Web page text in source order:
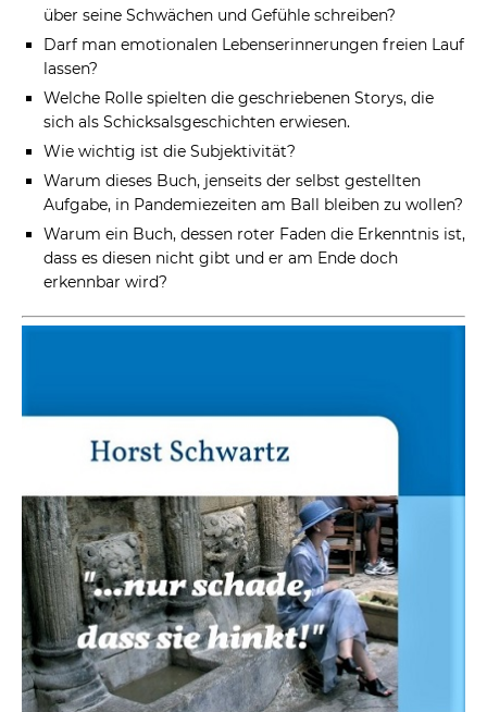
über seine Schwächen und Gefühle schreiben?
Darf man emotionalen Lebenserinnerungen freien Lauf
lassen?
Welche Rolle spielten die geschriebenen Storys, die
sich als Schicksalsgeschichten erwiesen.
Wie wichtig ist die Subjektivität?
Warum dieses Buch, jenseits der selbst gestellten
Aufgabe, in Pandemiezeiten am Ball bleiben zu wollen?
Warum ein Buch, dessen roter Faden die Erkenntnis ist,
dass es diesen nicht gibt und er am Ende doch
erkennbar wird?